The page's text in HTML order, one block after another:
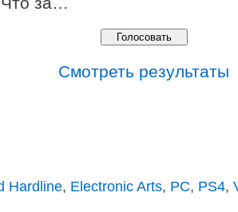
Смотреть результаты
Hardline, Electronic Arts, PC, PS4,